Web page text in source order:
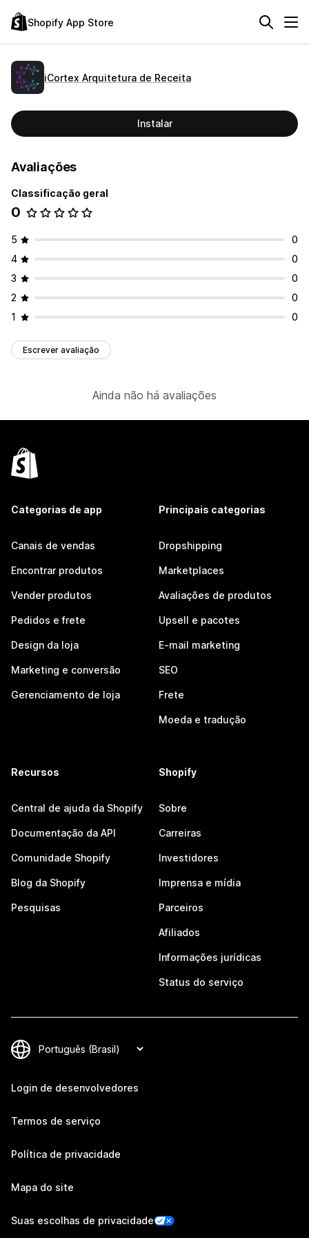
Shopify App Store
iCortex Arquitetura de Receita
Instalar
Avaliações
Classificação geral
0
5
0
4
0
3
0
2
0
1
0
Escrever avaliação
Ainda não há avaliações
Categorias de app
Canais de vendas
Encontrar produtos
Vender produtos
Pedidos e frete
Design da loja
Marketing e conversão
Gerenciamento de loja
Principais categorias
Dropshipping
Marketplaces
Avaliações de produtos
Upsell e pacotes
E-mail marketing
SEO
Frete
Moeda e tradução
Recursos
Central de ajuda da Shopify
Documentação da API
Comunidade Shopify
Blog da Shopify
Pesquisas
Shopify
Sobre
Carreiras
Investidores
Imprensa e mídia
Parceiros
Afiliados
Informações jurídicas
Status do serviço
Login de desenvolvedores
Termos de serviço
Política de privacidade
Mapa do site
Suas escolhas de privacidade